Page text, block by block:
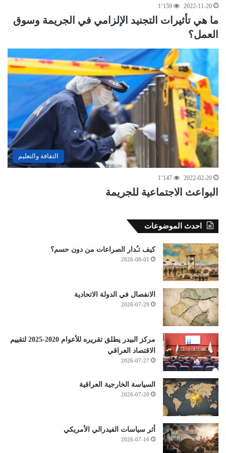
2022-11-20 1٬159
ما هي تأثيرات التجنيد الإلزامي في الجريمة وسوق
العمل؟
الثقافة والتعليم
2022-02-20 1٬147
البواعث الاجتماعية للجريمة
احدث الموضوعات
كيف تـُدار الصراعات من دون حسم؟
2026-08-01
الانفصال في الدولة الاتحادية
2026-07-29
مركز البيدر يطلق تقريره للأعوام 2020-2025 لتقييم
الاقتصاد العراقي
2026-07-27
السياسة الخارجية العراقية
2026-07-20
أثر سياسات الفيدرالي الأمريكي
2026-07-16